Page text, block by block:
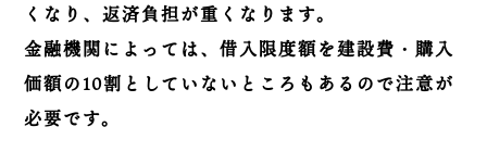
くなり、返済負担が重くなります。
金融機関によっては、借入限度額を建設費・購入
価額の10割としていないところもあるので注意が
必要です。